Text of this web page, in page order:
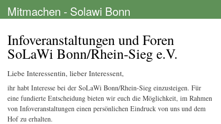
Direkt
zum
Mitmachen - Solawi Bonn
Infoveranstaltungen und Foren
SoLaWi Bonn/Rhein-Sieg e.V.
Liebe Interessentin, lieber Interessent,
ihr habt Interesse bei der SoLaWi Bonn/Rhein-Sieg einzusteigen. Für
eine fundierte Entscheidung bieten wir euch die Möglichkeit, im Rahmen
von Infoveranstaltungen einen persönlichen Eindruck von uns und dem
Hof zu erhalten.